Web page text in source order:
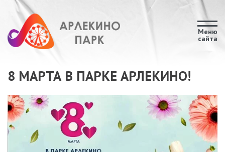
Меню
сайта
8 МАРТА В ПАРКЕ АРЛЕКИНО!